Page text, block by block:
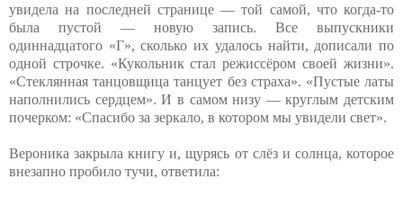
увидела на последней странице — той самой, что когда-то
была пустой — новую запись. Все выпускники
одиннадцатого «Г», сколько их удалось найти, дописали по
одной строчке. «Кукольник стал режиссёром своей жизни».
«Стеклянная танцовщица танцует без страха». «Пустые латы
наполнились сердцем». И в самом низу — круглым детским
почерком: «Спасибо за зеркало, в котором мы увидели свет».
Вероника закрыла книгу и, щурясь от слёз и солнца, которое
внезапно пробило тучи, ответила: